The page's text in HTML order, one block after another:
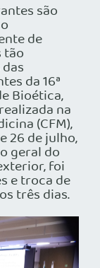
são
de
tão
da 16ª
Bioética,
na
(CFM),
26 de julho,
geral do
foi
e troca de
três dias.